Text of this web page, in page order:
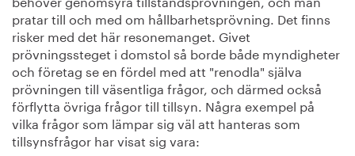
pratar till och med om hållbarhetsprövning. Det finns
risker med det här resonemanget. Givet
prövningssteget i domstol så borde både myndigheter
och företag se en fördel med att "renodla" själva
prövningen till väsentliga frågor, och därmed också
förflytta övriga frågor till tillsyn. Några exempel på
vilka frågor som lämpar sig väl att hanteras som
tillsynsfrågor har visat sig vara: